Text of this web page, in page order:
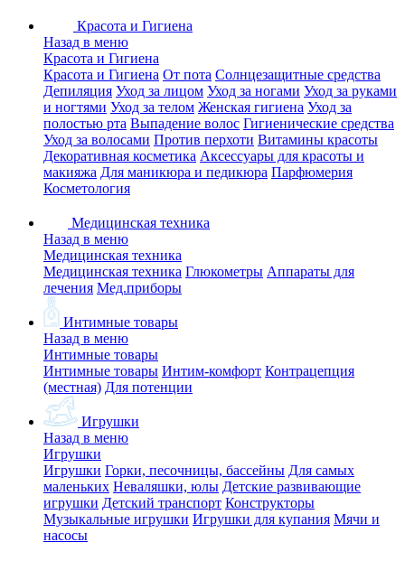
Красота и Гигиена
Назад в меню
Красота и Гигиена
Красота и Гигиена От пота Солнцезащитные средства
Депиляция Уход за лицом Уход за ногами Уход за руками
и ногтями Уход за телом Женская гигиена Уход за
полостью рта Выпадение волос Гигиенические средства
Уход за волосами Против перхоти Витамины красоты
Декоративная косметика Аксессуары для красоты и
макияжа Для маникюра и педикюра Парфюмерия
Косметология
Медицинская техника
Назад в меню
Медицинская техника
Медицинская техника Глюкометры Аппараты для
лечения Мед.приборы
Интимные товары
Назад в меню
Интимные товары
Интимные товары Интим-комфорт Контрацепция
(местная) Для потенции
Игрушки
Назад в меню
Игрушки
Игрушки Горки, песочницы, бассейны Для самых
маленьких Неваляшки, юлы Детские развивающие
игрушки Детский транспорт Конструкторы
Музыкальные игрушки Игрушки для купания Мячи и
насосы